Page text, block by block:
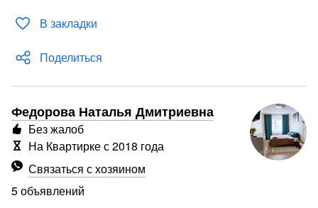
В закладки
Поделиться
Федорова Наталья Дмитриевна
Связаться с хозяином
5 объявлений
Без жалоб
На Квартирке с 2018 года